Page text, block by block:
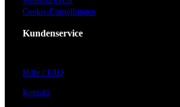
Cookie-Einstellungen
Kundenservice
Hilfe / FAQ
Kontakt